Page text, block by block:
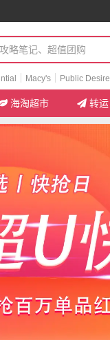
Macy's Public Desire
海淘超市 转运